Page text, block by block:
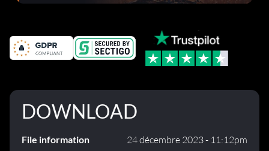
corrections dans la mise à jour 1.0.4
DOWNLOAD
File information 24 décembre 2023 - 11:12pm